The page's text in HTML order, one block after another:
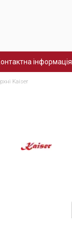
інформація
Kaiser